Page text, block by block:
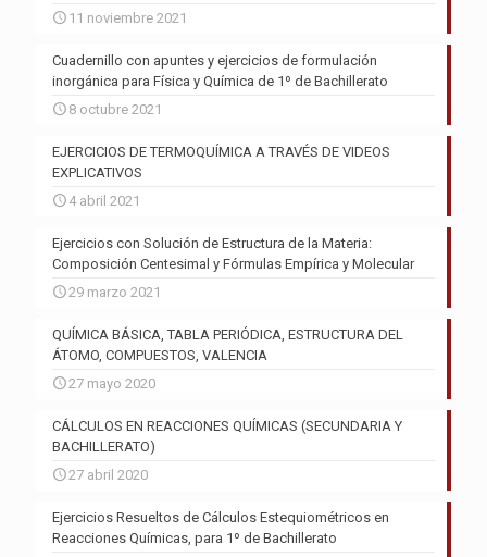
11 noviembre 2021
Cuadernillo con apuntes y ejercicios de formulación
inorgánica para Física y Química de 1º de Bachillerato
8 octubre 2021
EJERCICIOS DE TERMOQUÍMICA A TRAVÉS DE VIDEOS
EXPLICATIVOS
4 abril 2021
Ejercicios con Solución de Estructura de la Materia:
Composición Centesimal y Fórmulas Empírica y Molecular
29 marzo 2021
QUÍMICA BÁSICA, TABLA PERIÓDICA, ESTRUCTURA DEL
ÁTOMO, COMPUESTOS, VALENCIA
27 mayo 2020
CÁLCULOS EN REACCIONES QUÍMICAS (SECUNDARIA Y
BACHILLERATO)
27 abril 2020
Ejercicios Resueltos de Cálculos Estequiométricos en
Reacciones Químicas, para 1º de Bachillerato